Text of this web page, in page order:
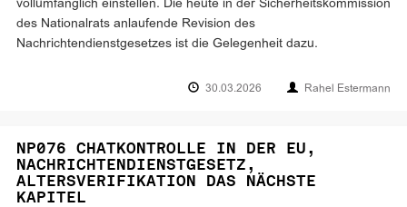
vollumfänglich einstellen. Die heute in der Sicherheitskommission
des Nationalrats anlaufende Revision des
Nachrichtendienstgesetzes ist die Gelegenheit dazu.
30.03.2026 Rahel Estermann
NP076 CHATKONTROLLE IN DER EU,
NACHRICHTENDIENSTGESETZ,
ALTERSVERIFIKATION DAS NÄCHSTE
KAPITEL